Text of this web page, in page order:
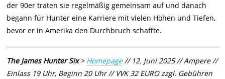
der 90er traten sie regelmäßig gemeinsam auf und danach
begann für Hunter eine Karriere mit vielen Höhen und Tiefen,
bevor er in Amerika den Durchbruch schaffte.
The James Hunter Six> Homepage// 12. Juni 2025 // Ampere //
Einlass 19 Uhr, Beginn 20 Uhr // VVK 32 EURO zzgl. Gebühren